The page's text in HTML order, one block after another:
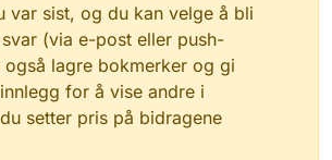
var sist, og du kan velge å bli
(via e-post eller push-
også lagre bokmerker og gi
for å vise andre i
setter pris på bidragene